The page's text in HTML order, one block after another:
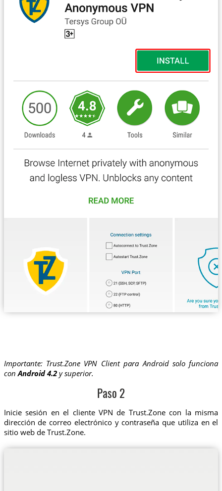
Importante: Trust.Zone VPN Client para Android solo funciona
conAndroid 4.2y superior.
Paso 2
Inicie sesión en el cliente VPN de Trust.Zone con la misma
dirección de correo electrónico y contraseña que utiliza en el
sitio web de Trust.Zone.